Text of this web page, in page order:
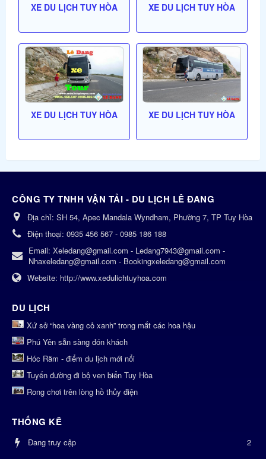
XE DU LỊCH TUY HÒA XE DU LỊCH TUY HÒA
XE DU LỊCH TUY HÒA XE DU LỊCH TUY HÒA
CÔNG TY TNHH VẬN TẢI - DU LỊCH LÊ ĐANG
Địa chỉ: SH 54, Apec Mandala Wyndham, Phường 7, TP Tuy Hòa
Điện thoại: 0935 456 567 - 0985 186 188
Email: Xeledang@gmail.com - Ledang7943@gmail.com -
Nhaxeledang@gmail.com - Bookingxeledang@gmail.com
Website: http://www.xedulichtuyhoa.com
DU LỊCH
Xứ sở “hoa vàng cỏ xanh” trong mắt các hoa hậu
Phú Yên sẵn sàng đón khách
Hóc Răm - điểm du lịch mới nổi
Tuyến đường đi bộ ven biển Tuy Hòa
Rong chơi trên lòng hồ thủy điện
THỐNG KÊ
Đang truy cập 2